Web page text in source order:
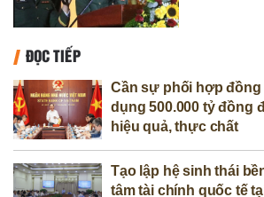
ĐỌC TIẾP
Cần sự phối hợp đồng
dụng 500.000 tỷ đồng
hiệu quả, thực chất
Tạo lập hệ sinh thái
tâm tài chính quốc tế